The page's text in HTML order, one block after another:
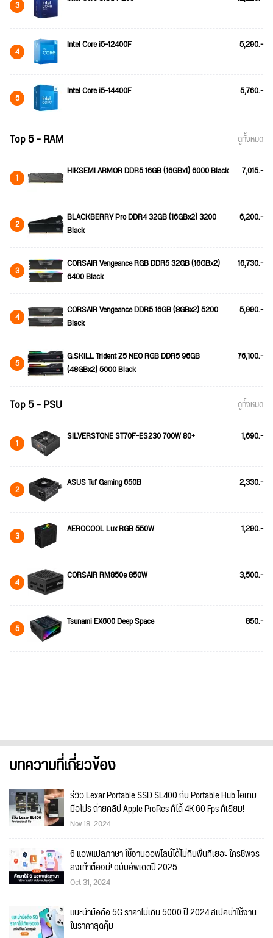
3
4 Intel Core i5-12400F 5,290.-
5 Intel Core i5-14400F 5,760.-
Top 5 - RAM ดูทั้งหมด
1 HIKSEMI ARMOR DDR5 16GB (16GBx1) 6000 Black 7,015.-
2
BLACKBERRY Pro DDR4 32GB (16GBx2) 3200
Black
6,200.-
3
CORSAIR Vengeance RGB DDR5 32GB (16GBx2)
6400 Black
16,730.-
4
CORSAIR Vengeance DDR5 16GB (8GBx2) 5200
Black
5,990.-
5
G.SKILL Trident Z5 NEO RGB DDR5 96GB
(48GBx2) 5600 Black
76,100.-
Top 5 - PSU ดูทั้งหมด
1 SILVERSTONE ST70F-ES230 700W 80+ 1,690.-
2 ASUS Tuf Gaming 650B 2,330.-
3 AEROCOOL Lux RGB 550W 1,290.-
4 CORSAIR RM850e 850W 3,500.-
5 Tsunami EX600 Deep Space 850.-
บทความที่เกี่ยวข้อง
รีวิว Lexar Portable SSD SL400 กับ Portable Hub ไอเทม
มือโปร ถ่ายคลิป Apple ProRes ก็ได้ 4K 60 Fps ก็เยี่ยม!
Nov 18, 2024
6 แอพแปลภาษา ใช้งานออฟไลน์ได้ไม่กินพื้นที่เยอะ ใครชีพจร
ลงเท้าต้องมี! ฉบับอัพเดตปี 2025
Oct 31, 2024
แนะนำมือถือ 5G ราคาไม่เกิน 5000 ปี 2024 สเปคน่าใช้งาน
ในราคาสุดคุ้ม